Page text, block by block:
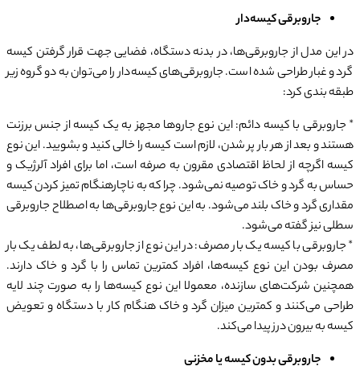
جاروبرقی کیسه‌دار
در این مدل از جاروبرقی‌ها، در بدنه دستگاه، فضایی جهت قرار گرفتن کیسه
گرد و غبار طراحی شده است. جاروبرقی‌های کیسه‌دار را می‌توان به دو گروه زیر
طبقه بندی کرد:
* جاروبرقی با کیسه دائم: این نوع جاروها مجهز به یک کیسه از جنس برزنت
هستند و بعد از هر بار پر شدن، لازم است کیسه را خالی کنید و بشویید. این نوع
کیسه اگرچه از لحاظ اقتصادی مقرون به صرفه است، اما برای افراد آلرژیک و
حساس به گرد و خاک توصیه نمی‌شود. چرا که به ناچارهنگام تمیز کردن کیسه
مقداری گرد و خاک بلند می‌شود. به این نوع جاروبرقی‌ها به اصطلاح جاروبرقی
سطلی نیز گفته می‌شود.
* جاروبرقی با کیسه یک بار مصرف: در این نوع از جاروبرقی‌ها، به لطف یک بار
مصرف بودن این نوع کیسه‌ها، افراد کمترین تماس را با گرد و خاک دارند.
همچنین شرکت‌های سازنده، معمولا این نوع کیسه‌ها را به صورت چند لایه
طراحی می‌کنند و کمترین میزان گرد و خاک هنگام کار با دستگاه و تعویض
کیسه به بیرون درز پیدا می‌کند.
جاروبرقی‌ بدون کیسه یا مخزنی